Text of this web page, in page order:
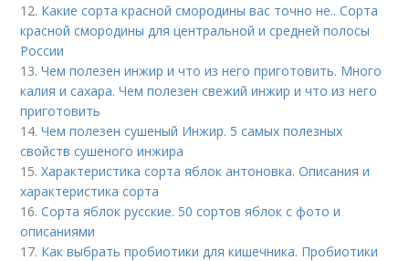
12. Какие сорта красной смородины вас точно не.. Сорта
красной смородины для центральной и средней полосы
России
13.Чем полезен инжир и что из него приготовить. Много
калия и сахара. Чем полезен свежий инжир и что из него
приготовить
14.Чем полезен сушеный Инжир. 5 самых полезных
свойств сушеного инжира
15.Характеристика сорта яблок антоновка. Описания и
характеристика сорта
16.Сорта яблок русские. 50 сортов яблок с фото и
описаниями
17. Как выбрать пробиотики для кишечника. Пробиотики